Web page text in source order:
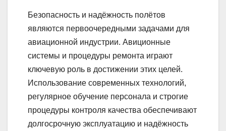
Безопасность и надёжность полётов
являются первоочередными задачами для
авиационной индустрии. Авиционные
системы и процедуры ремонта играют
ключевую роль в достижении этих целей.
Использование современных технологий,
регулярное обучение персонала и строгие
процедуры контроля качества обеспечивают
долгосрочную эксплуатацию и надёжность